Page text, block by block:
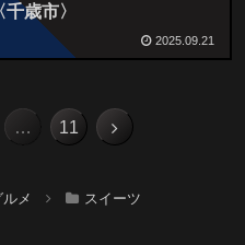
千歳市〉
2025.09.21
… 11
ルメ スイーツ